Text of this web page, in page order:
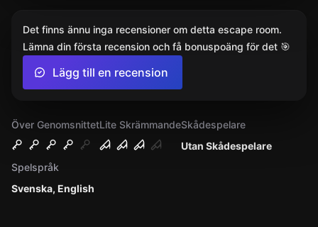
Över GenomsnittetLite Skrämmande
Utan Skådespelare
Skådespelare
Svenska, English
Spelspråk
Det finns ännu inga recensioner om detta escape room.
Lämna din första recension och få bonuspoäng för det 🎯
Lägg till en recension